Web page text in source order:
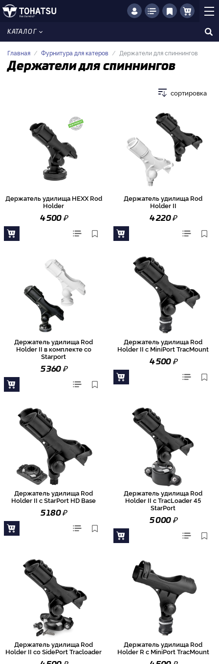
КАТАЛОГ
Главная Фурнитура для катеров Держатели для спиннингов
Держатели для спиннингов
сортировка
Держатель удилища HEXX Rod
Holder
4 500₽
Держатель удилища Rod
Holder II
4 220₽
Держатель удилища Rod
Holder II в комплекте со
Starport
5 360₽
Держатель удилища Rod
Holder II с MiniPort TracMount
4 500₽
Держатель удилища Rod
Holder II с StarPort HD Base
5 180₽
Держатель удилища Rod
Holder II с TracLoader 45
StarPort
5 000₽
Держатель удилища Rod
Holder II со SidePort Tracloader
Держатель удилища Rod
Holder R с MiniPort TracMount